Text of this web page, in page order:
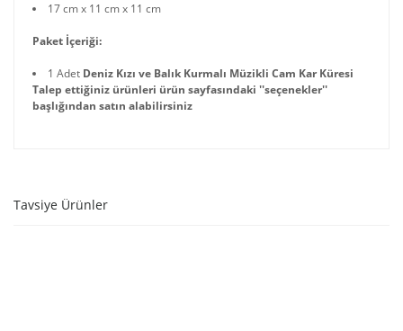
17 cm x 11 cm x 11 cm
Paket İçeriği:
1 Adet Deniz Kızı ve Balık Kurmalı Müzikli Cam Kar Küresi
Talep ettiğiniz ürünleri ürün sayfasındaki ''seçenekler''
başlığından satın alabilirsiniz
Tavsiye Ürünler